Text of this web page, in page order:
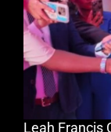
Leah Francis